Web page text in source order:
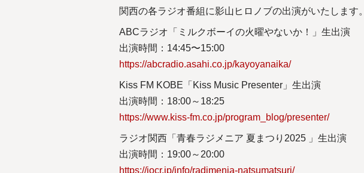
関西の各ラジオ番組に影山ヒロノブの出演がいたします。
ABCラジオ「ミルクボーイの火曜やないか！」生出演
出演時間：14:45〜15:00
https://abcradio.asahi.co.jp/kayoyanaika/
Kiss FM KOBE「Kiss Music Presenter」生出演
出演時間：18:00～18:25
https://www.kiss-fm.co.jp/program_blog/presenter/
ラジオ関西「青春ラジメニア 夏まつり2025 」生出演
出演時間：19:00～20:00
https://jocr.jp/info/radimenia-natsumatsuri/